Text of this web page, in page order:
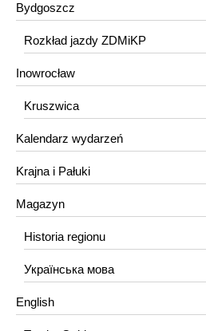
Bydgoszcz
Rozkład jazdy ZDMiKP
Inowrocław
Kruszwica
Kalendarz wydarzeń
Krajna i Pałuki
Magazyn
Historia regionu
Українська мова
English